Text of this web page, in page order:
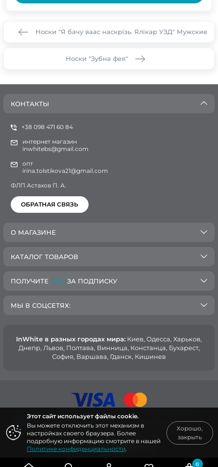
0
Носки "Я бачу ваас наскрізь. Ялікар УЗД" Мужские
Носки "Зубна фея"
КОНТАКТЫ
+38 098 471 60 84
интернет магазин
inwhitebs@gmail.com
опт
irina.tolstikova21@gmail.com
ФЛП Астахов П. А.
ОБРАТНАЯ СВЯЗЬ
О МАГАЗИНЕ
КАТАЛОГ ТОВАРОВ
ПОЛУЧИТЕ -10% ЗА ПОДПИСКУ
МЫ В СОЦСЕТЯХ:
InWhite в разных городах мира: Киев, Oдесса, Харьков,
Днепр, Львов, Полтава, Винница, Констанца, Бухарест,
София, Варшава, Гданск, Кишинев
© 2015 — 2026, Интернет-магазин медицинской одежды
InWhite.
Сайт создан вSago Group
Этот сайт использует файлы cookie.
Вы можете отключить этот механизм в
настройках своего браузера. Более
подробную информацию смотрите в нашей
Политике конфиденциальности.
Хорошо,
закрыть